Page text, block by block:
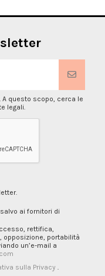
A questo scopo, cerca le
legali.
ai fornitori di
rettifica,
opposizione, portabilità
un’e-mail a
sulla Privacy .